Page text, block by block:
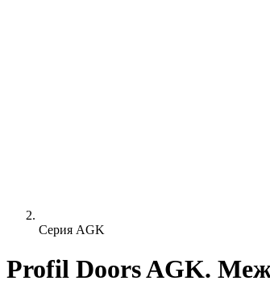
Серия AGK
Profil Doors AGK.